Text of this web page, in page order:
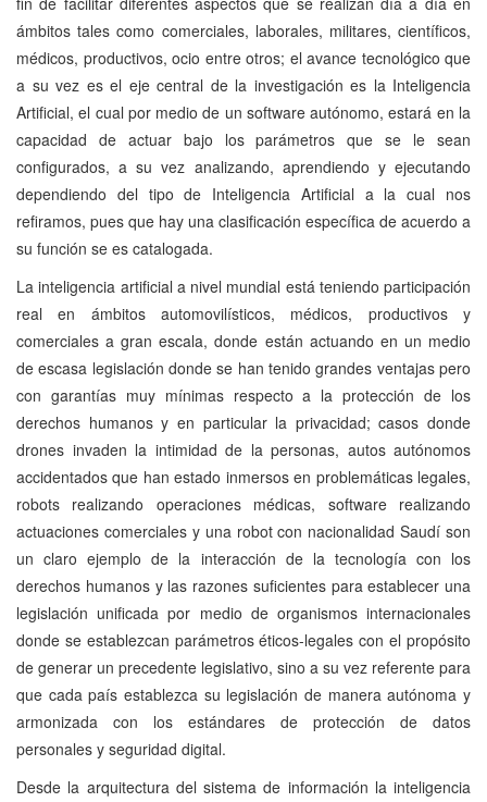
ámbitos tales como comerciales, laborales, militares, científicos,
médicos, productivos, ocio entre otros; el avance tecnológico que
a su vez es el eje central de la investigación es la Inteligencia
Artificial, el cual por medio de un software autónomo, estará en la
capacidad de actuar bajo los parámetros que se le sean
configurados, a su vez analizando, aprendiendo y ejecutando
dependiendo del tipo de Inteligencia Artificial a la cual nos
refiramos, pues que hay una clasificación específica de acuerdo a
su función se es catalogada.
La inteligencia artificial a nivel mundial está teniendo participación
real en ámbitos automovilísticos, médicos, productivos y
comerciales a gran escala, donde están actuando en un medio
de escasa legislación donde se han tenido grandes ventajas pero
con garantías muy mínimas respecto a la protección de los
derechos humanos y en particular la privacidad; casos donde
drones invaden la intimidad de la personas, autos autónomos
accidentados que han estado inmersos en problemáticas legales,
robots realizando operaciones médicas, software realizando
actuaciones comerciales y una robot con nacionalidad Saudí son
un claro ejemplo de la interacción de la tecnología con los
derechos humanos y las razones suficientes para establecer una
legislación unificada por medio de organismos internacionales
donde se establezcan parámetros éticos-legales con el propósito
de generar un precedente legislativo, sino a su vez referente para
que cada país establezca su legislación de manera autónoma y
armonizada con los estándares de protección de datos
personales y seguridad digital.
Desde la arquitectura del sistema de información la inteligencia